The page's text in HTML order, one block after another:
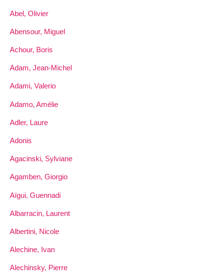
Abel, Olivier
Abensour, Miguel
Achour, Boris
Adam, Jean-Michel
Adami, Valerio
Adamo, Amélie
Adler, Laure
Adonis
Agacinski, Sylviane
Agamben, Giorgio
Aïgui, Guennadi
Albarracin, Laurent
Albertini, Nicole
Alechine, Ivan
Alechinsky, Pierre